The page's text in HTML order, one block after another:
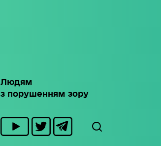
Людям
з порушенням зору